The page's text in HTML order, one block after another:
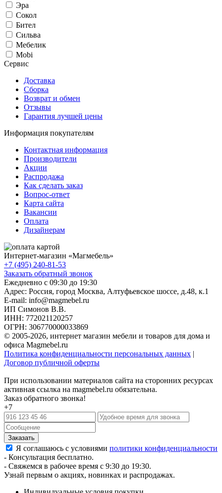
Эра
Сокол
Бител
Сильва
Мебелик
Mobi
Сервис
Доставка
Сборка
Возврат и обмен
Отзывы
Гарантия лучшей цены
Информация покупателям
Контактная информация
Производители
Акции
Распродажа
Как сделать заказ
Вопрос-ответ
Карта сайта
Вакансии
Оплата
Дизайнерам
Интернет-магазин «Магмебель»
+7 (495) 240-81-53
Заказать обратный звонок
Ежедневно с 09:30 до 19:30
Адрес: Россия, город Москва, Алтуфьевское шоссе, д.48, к.1
E-mail: info@magmebel.ru
ИП Симонов В.В.
ИНН: 772021120257
ОГРН: 306770000033869
© 2005-2026, интернет магазин мебели и товаров для дома и
офиса Magmebel.ru
Политика конфиденциальности персональных данных |
Договор публичной оферты
При использовании материалов сайта на сторонних ресурсах
активная ссылка на magmebel.ru обязательна.
Заказ обратного звонка!
+7
Я соглашаюсь с условиями политики конфиденциальности
- Консультация бесплатно.
- Свяжемся в рабочее время с 9:30 до 19:30.
Узнай первым о акциях, новинках и распродажах.